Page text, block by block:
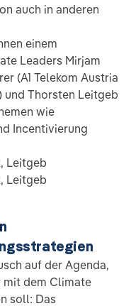
auch in anderen
einem
Leaders Mirjam
(A1 Telekom Austria
und Thorsten Leitgeb
wie
Incentivierung
Leitgeb
Leitgeb
auf der Agenda,
mit dem Climate
soll: Das